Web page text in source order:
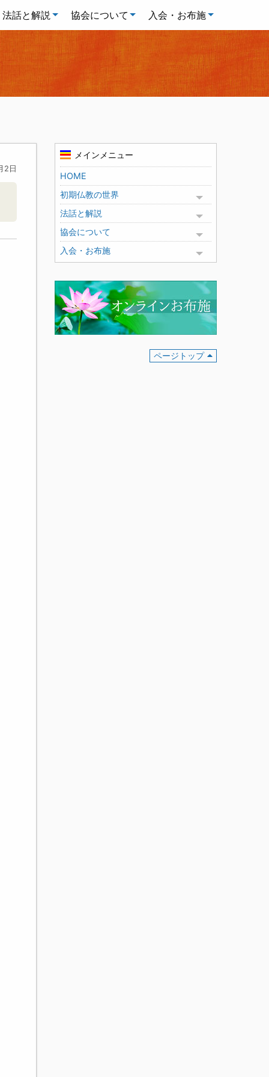
法話と解説 協会について 入会・お布施
2日
メインメニュー
HOME
初期仏教の世界
Toggle menu
法話と解説
Toggle menu
協会について
Toggle menu
入会・お布施
Toggle menu
ページトップ